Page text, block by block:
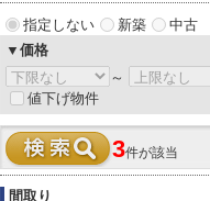
指定しない 新築
中古
▼価格
～
値下げ物件
3件が該当
間取り